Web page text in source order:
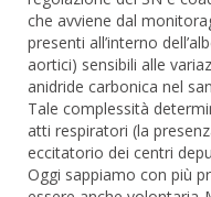
che avviene dal
presenti all’interno
aortici) sensibili alle
anidride carbonica nel
Tale complessità
atti respiratori (la
eccitatorio dei centri
Oggi sappiamo con più